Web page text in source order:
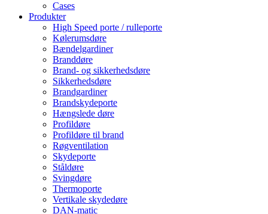
Cases
Produkter
High Speed porte / rulleporte
Kølerumsdøre
Bændelgardiner
Branddøre
Brand- og sikkerhedsdøre
Sikkerhedsdøre
Brandgardiner
Brandskydeporte
Hængslede døre
Profildøre
Profildøre til brand
Røgventilation
Skydeporte
Ståldøre
Svingdøre
Thermoporte
Vertikale skydedøre
DAN-matic